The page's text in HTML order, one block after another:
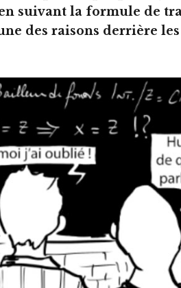
suivant la formule de
des raisons derrière